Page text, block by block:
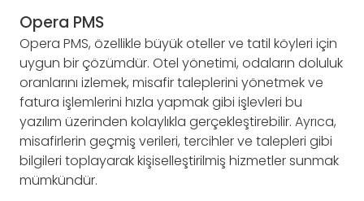
Opera PMS
Opera PMS, özellikle büyük oteller ve tatil köyleri için
uygun bir çözümdür. Otel yönetimi, odaların doluluk
oranlarını izlemek, misafir taleplerini yönetmek ve
fatura işlemlerini hızla yapmak gibi işlevleri bu
yazılım üzerinden kolaylıkla gerçekleştirebilir. Ayrıca,
misafirlerin geçmiş verileri, tercihler ve talepleri gibi
bilgileri toplayarak kişiselleştirilmiş hizmetler sunmak
mümkündür.